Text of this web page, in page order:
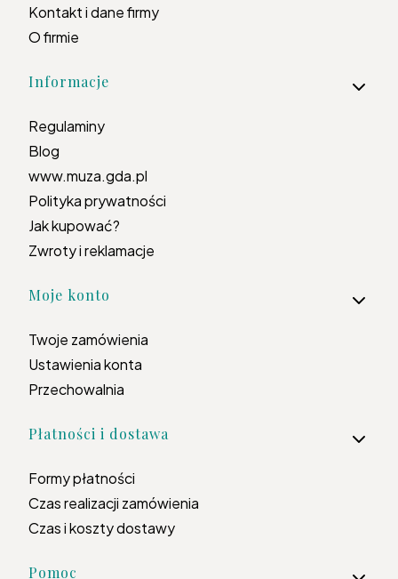
Kontakt i dane firmy
O firmie
Informacje
Regulaminy
Blog
www.muza.gda.pl
Polityka prywatności
Jak kupować?
Zwroty i reklamacje
Moje konto
Twoje zamówienia
Ustawienia konta
Przechowalnia
Płatności i dostawa
Formy płatności
Czas realizacji zamówienia
Czas i koszty dostawy
Pomoc